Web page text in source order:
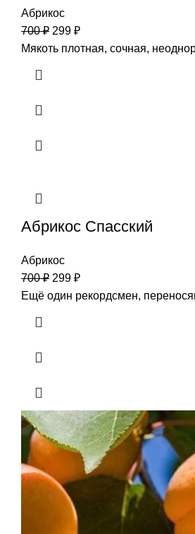
Абрикос
700₽ 299 ₽
Мякоть плотная, сочная,
Абрикос Спасский
Абрикос
700₽ 299 ₽
Ещё один рекордсмен,